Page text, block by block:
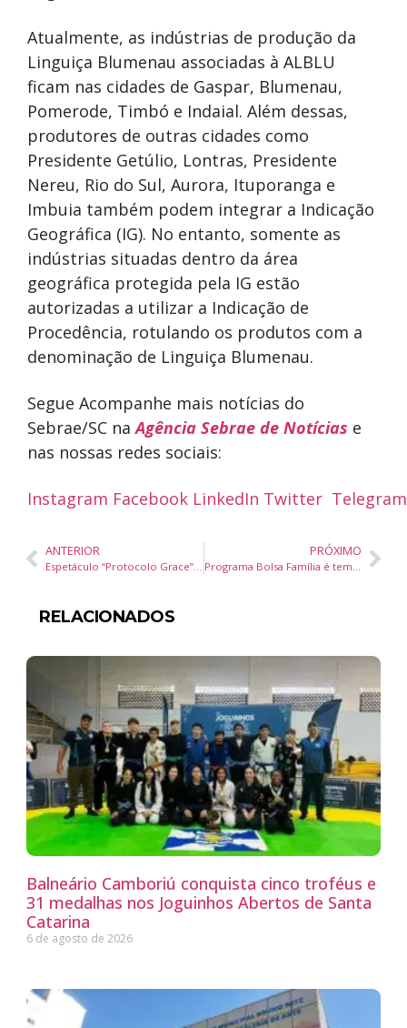
Atualmente, as indústrias de produção da
Linguiça Blumenau associadas à ALBLU
ficam nas cidades de Gaspar, Blumenau,
Pomerode, Timbó e Indaial. Além dessas,
produtores de outras cidades como
Presidente Getúlio, Lontras, Presidente
Nereu, Rio do Sul, Aurora, Ituporanga e
Imbuia também podem integrar a Indicação
Geográfica (IG). No entanto, somente as
indústrias situadas dentro da área
geográfica protegida pela IG estão
autorizadas a utilizar a Indicação de
Procedência, rotulando os produtos com a
denominação de Linguiça Blumenau.
Segue Acompanhe mais notícias do
Sebrae/SC naAgência Sebrae de Notícias e
nas nossas redes sociais:
Instagram Facebook LinkedIn Twitter
ANTERIOR
Espetáculo “Protocolo Grace” estreia nesta sexta no Teatro Municipal Bruno Nitz
PRÓXIMO
Programa Bolsa Família é tema de capacitação realizada pelos servidores municipais
RELACIONADOS
Balneário Camboriú conquista cinco troféus e
31 medalhas nos Joguinhos Abertos de Santa
Catarina
6 de agosto de 2026